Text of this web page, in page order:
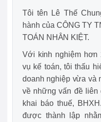
Tôi tên Lê Thế
hành của CÔNG TY
TOÁN NHÂN KIỆT.
Với kinh nghiệm hơn
vụ kế toán, tôi thấu
doanh nghiệp vừa và
về những vấn đề liên
khai báo thuế,
được thành lập